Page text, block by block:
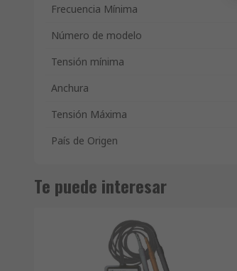
Frecuencia Mínima
Número de modelo
Tensión mínima
Anchura
Tensión Máxima
País de Origen
Te puede interesar